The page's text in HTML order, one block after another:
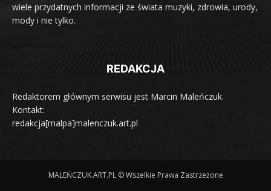
wiele przydatnych informacji ze świata muzyki, zdrowia, urody,
mody i nie tylko.
REDAKCJA
Redaktorem głównym serwisu jest Marcin Maleńczuk.
Kontakt:
redakcja[malpa]malenczuk.art.pl
MALEŃCZUK.ART.PL © Wszelkie Prawa Zastrzeżone